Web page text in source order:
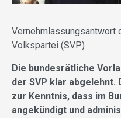
Vernehmlassungsantwort
Volkspartei (SVP)
Die bundesrätliche
der SVP klar abgelehnt.
zur Kenntnis, dass im
angekündigt und